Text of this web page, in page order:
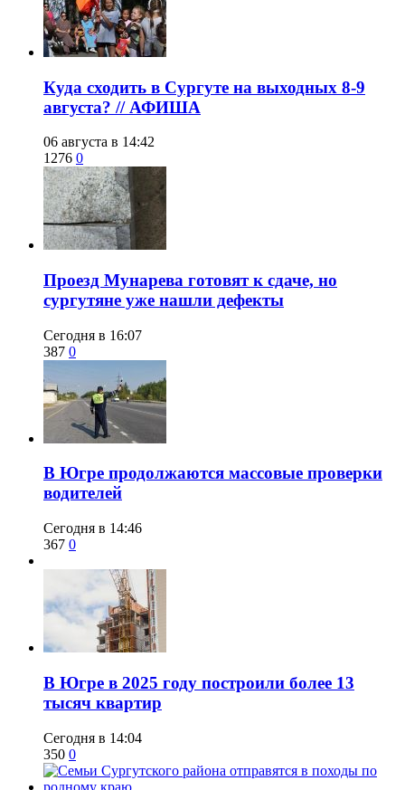
​Куда сходить в Сургуте на выходных 8-9
августа? // АФИША
06 августа в 14:42
1276 0
​Проезд Мунарева готовят к сдаче, но
сургутяне уже нашли дефекты
Сегодня в 16:07
387 0
​В Югре продолжаются массовые проверки
водителей
Сегодня в 14:46
367 0
​В Югре в 2025 году построили более 13
тысяч квартир
Сегодня в 14:04
350 0